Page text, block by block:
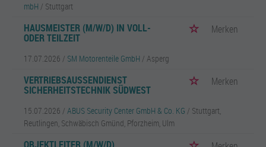
mbH / Stuttgart
HAUSMEISTER (M/W/D) IN VOLL-
ODER TEILZEIT
Merken
17.07.2026 / SM Motorenteile GmbH / Asperg
VERTRIEBSAUSSENDIENST S
ICHERHEITSTECHNIK SÜDWEST
Merken
15.07.2026 / ABUS Security Center GmbH & Co. KG / Stuttgart,
Reutlingen, Schwäbisch Gmünd, Pforzheim, Ulm